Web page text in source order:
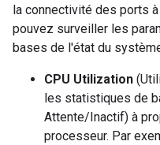
la connectivité des ports
pouvez surveiller les
bases de l'état du
CPU Utilization
les statistiques de
Attente/Inactif) à
processeur. Par